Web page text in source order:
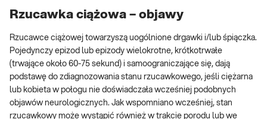
Rzucawka ciążowa – objawy
Rzucawce ciążowej towarzyszą uogólnione drgawki i/lub śpiączka.
Pojedynczy epizod lub epizody wielokrotne, krótkotrwałe
(trwające około 60-75 sekund) i samoograniczające się, dają
podstawę do zdiagnozowania stanu rzucawkowego, jeśli ciężarna
lub kobieta w połogu nie doświadczała wcześniej podobnych
objawów neurologicznych. Jak wspomniano wcześniej, stan
rzucawkowy może wystąpić również w trakcie porodu lub we